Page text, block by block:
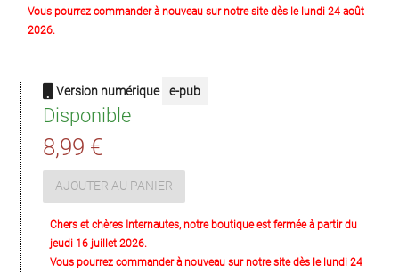
Vous pourrez commander à nouveau sur notre site dès le lundi 24 août
2026.
Version numérique e-pub
Disponible
8,99 €
AJOUTER AU PANIER
Chers et chères Internautes, notre boutique est fermée à partir du
jeudi 16 juillet 2026.
Vous pourrez commander à nouveau sur notre site dès le lundi 24